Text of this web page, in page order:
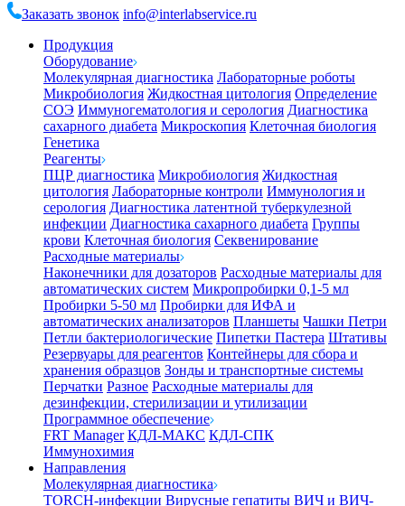
Заказать звонок info@interlabservice.ru
Продукция
Оборудование
Молекулярная диагностика Лабораторные роботы
Микробиология Жидкостная цитология Определение
СОЭ Иммуногематология и серология Диагностика
сахарного диабета Микроскопия Клеточная биология
Генетика
Реагенты
ПЦР диагностика Микробиология Жидкостная
цитология Лабораторные контроли Иммунология и
серология Диагностика латентной туберкулезной
инфекции Диагностика сахарного диабета Группы
крови Клеточная биология Секвенирование
Расходные материалы
Наконечники для дозаторов Расходные материалы для
автоматических систем Микропробирки 0,1-5 мл
Пробирки 5-50 мл Пробирки для ИФА и
автоматических анализаторов Планшеты Чашки Петри
Петли бактериологические Пипетки Пастера Штативы
Резервуары для реагентов Контейнеры для сбора и
хранения образцов Зонды и транспортные системы
Перчатки Разное Расходные материалы для
дезинфекции, стерилизации и утилизации
Программное обеспечение
FRT Manager КДЛ-МАКС КДЛ-СПК
Иммунохимия
Направления
Молекулярная диагностика
TORCH-инфекции Вирусные гепатиты ВИЧ и ВИЧ-